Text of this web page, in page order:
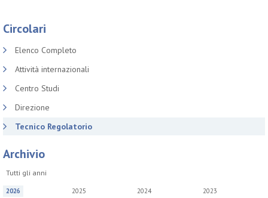
Circolari
Elenco Completo
Attività internazionali
Centro Studi
Direzione
Tecnico Regolatorio
Archivio
Tutti gli anni
2026 2025 2024
2023